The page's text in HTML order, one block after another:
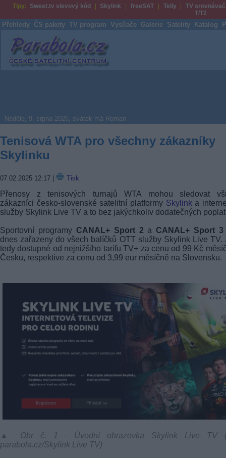
Tipy: Sweet.tv slevový kód Skylink freeSAT Telly
TV srovnávač
T/T2
Přehledy ČS pakety TV program Vysílače Galerie Satelity Katalog
Parabola.cz
Neděle, 9. srpna 2026, svátek má Roman
Tenisová WTA pro všechny zákazníky
Skylinku
07.02.2025 12:17 Tisk
Přenosy z tenisových turnajů WTA mohou sledovat
zákazníci česko-slovenské satelitní platformy Skylinka
služby Skylink Live TV a to bez jakýchkoliv dodatečných
Sportovní programy CANAL+ Sport 2 a CANAL+ Sport 3
dnes zařazeny do všech balíčků OTT služby Skylink Live TV.
tedy dostupné od nejnižšího tarifu TV+ za cenu od 99 Kč
Česku, respektive za cenu od 3,99 eur měsíčně na Slovensku.
▲ Obr č. 1 - Úvodní obrazovka Skylink Live TV
parabola.cz/Skylink Live TV)